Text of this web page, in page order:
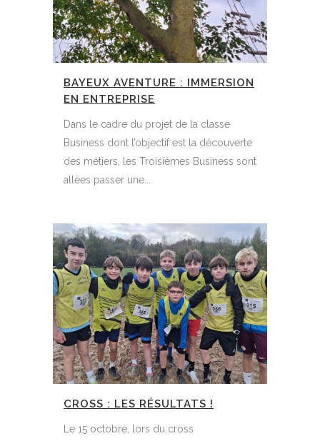
BAYEUX AVENTURE : IMMERSION
EN ENTREPRISE
Dans le cadre du projet de la classe
Business dont l’objectif est la découverte
des métiers, les Troisièmes Business sont
allées passer une...
CROSS : LES RÉSULTATS !
Le 15 octobre, lors du cross